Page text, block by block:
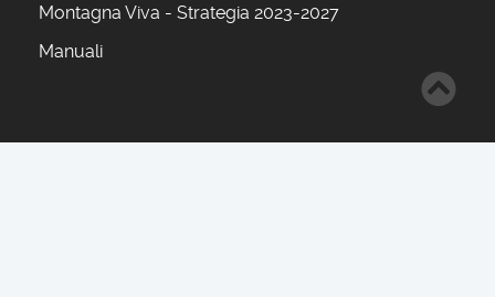
Montagna Viva - Strategia 2023-2027
Manuali